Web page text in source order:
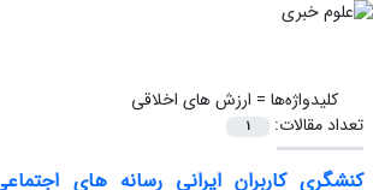
کلیدواژه‌ها = ارزش های اخلاقی
تعداد مقالات:
1
کنشگری کاربران ایرانی رسانه های